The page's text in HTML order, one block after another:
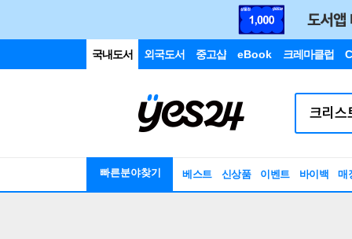
국내도서 외국도서 중고샵 eBook 크레마클럽
빠른분야찾기 베스트 신상품 이벤트 바이백 매